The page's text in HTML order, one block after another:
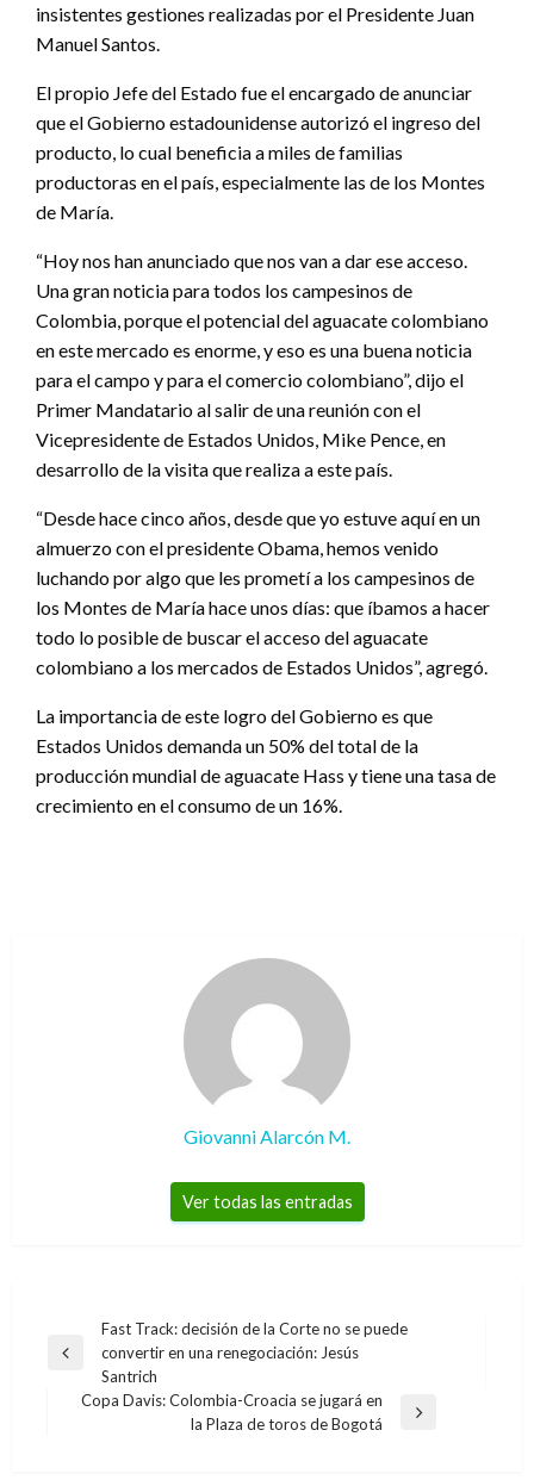
insistentes gestiones realizadas por el Presidente Juan
Manuel Santos.
El propio Jefe del Estado fue el encargado de anunciar
que el Gobierno estadounidense autorizó el ingreso del
producto, lo cual beneficia a miles de familias
productoras en el país, especialmente las de los Montes
de María.
“Hoy nos han anunciado que nos van a dar ese acceso.
Una gran noticia para todos los campesinos de
Colombia, porque el potencial del aguacate colombiano
en este mercado es enorme, y eso es una buena noticia
para el campo y para el comercio colombiano”, dijo el
Primer Mandatario al salir de una reunión con el
Vicepresidente de Estados Unidos, Mike Pence, en
desarrollo de la visita que realiza a este país.
“Desde hace cinco años, desde que yo estuve aquí en un
almuerzo con el presidente Obama, hemos venido
luchando por algo que les prometí a los campesinos de
los Montes de María hace unos días: que íbamos a hacer
todo lo posible de buscar el acceso del aguacate
colombiano a los mercados de Estados Unidos”, agregó.
La importancia de este logro del Gobierno es que
Estados Unidos demanda un 50% del total de la
producción mundial de aguacate Hass y tiene una tasa de
crecimiento en el consumo de un 16%.
Giovanni Alarcón M.
Ver todas las entradas
Navegación
de
entradas
Entrada
anterior
Fast Track: decisión de la Corte no se puede
convertir en una renegociación: Jesús
Santrich
Copa Davis: Colombia-Croacia se jugará en
la Plaza de toros de Bogotá